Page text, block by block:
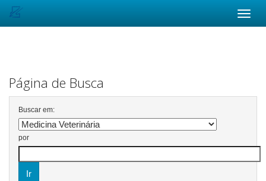
Página de Busca
Buscar em:
por